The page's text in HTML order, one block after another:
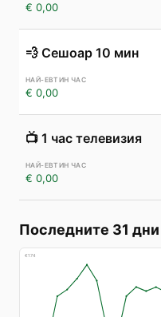
€ 0,00
💨 Сешоар 10 мин
€ 0,00
📺 1 час телевизия
€ 0,00
Последните 31 дни
€174